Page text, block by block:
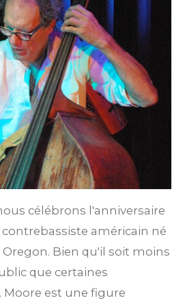
célébrons l'anniversaire
américain né
Oregon. Bien qu'il soit moins
que certaines
Moore est une figure